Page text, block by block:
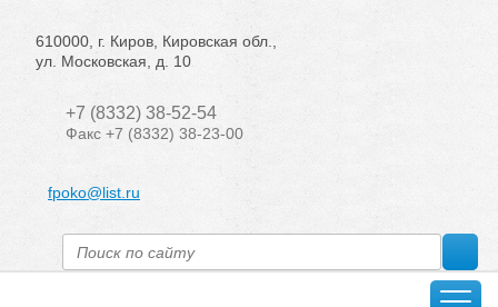
610000, г. Киров, Кировская обл.,
ул. Московская, д. 10
+7 (8332) 38-52-54
Факс +7 (8332) 38-23-00
fpoko@list.ru